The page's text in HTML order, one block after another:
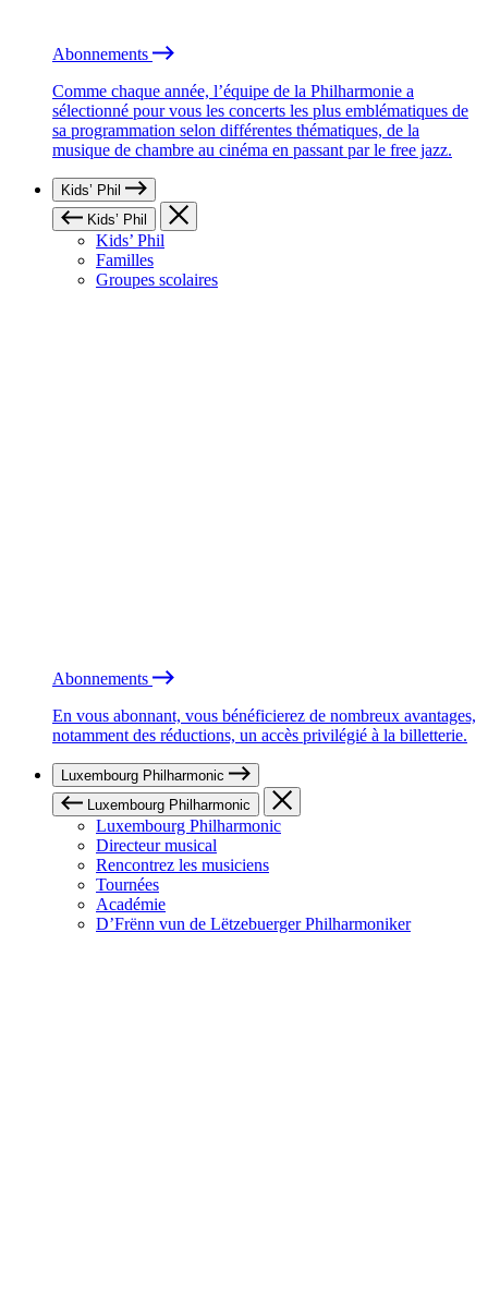
Abonnements
Comme chaque année, l’équipe de la Philharmonie a
sélectionné pour vous les concerts les plus emblématiques de
sa programmation selon différentes thématiques, de la
musique de chambre au cinéma en passant par le free jazz.
Kids’ Phil
Kids’ Phil
Kids’ Phil
Familles
Groupes scolaires
Abonnements
En vous abonnant, vous bénéficierez de nombreux avantages,
notamment des réductions, un accès privilégié à la billetterie.
Luxembourg Philharmonic
Luxembourg Philharmonic
Luxembourg Philharmonic
Directeur musical
Rencontrez les musiciens
Tournées
Académie
D’Frënn vun de Lëtzebuerger Philharmoniker